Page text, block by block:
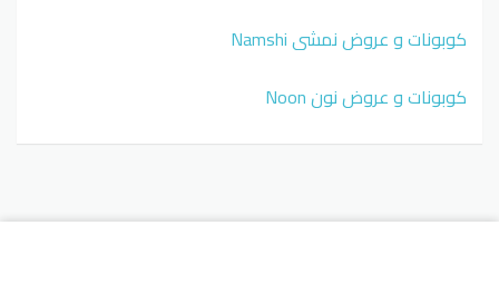
كوبونات و عروض نمشي Namshi
كوبونات و عروض نون Noon